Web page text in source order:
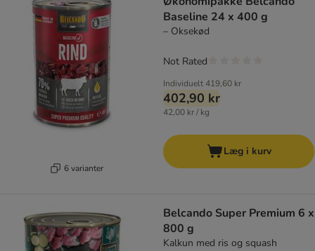
6 varianter
Baseline 24 x 400 g
– Oksekød
Individuelt419,60 kr
402,90 kr
42,00 kr / kg
Not Rated
Læg i kurv
Belcando Super Premium 6 x
800 g
Kalkun med ris og squash